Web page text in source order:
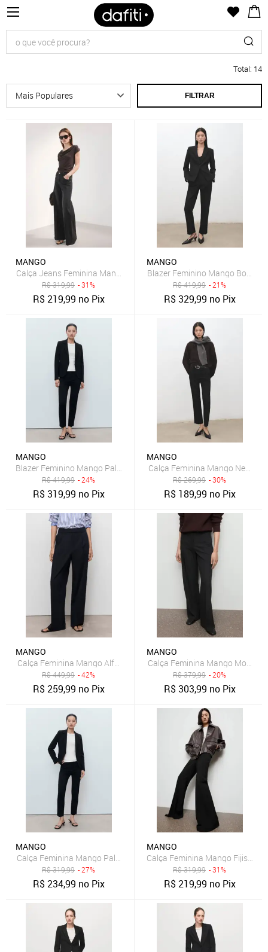
Total: 14
FILTRAR
MANGO
Calça Jeans Feminina Mango Wide Leg Elise Preta
R$319,99 - 31%
R$219,99 no Pix
MANGO
Blazer Feminino Mango Boreal
R$419,99 - 21%
R$329,99 no Pix
MANGO
Blazer Feminino Mango Paloma Preto
R$419,99 - 24%
R$319,99 no Pix
MANGO
Calça Feminina Mango
R$269,99 - 30%
R$ 189,99 no Pix
MANGO
Calça Feminina Mango Alfaiataria Reta Preta
R$449,99 - 42%
R$259,99 no Pix
MANGO
Calça Feminina Mango
R$379,99 - 20%
R$303,99 no Pix
MANGO
Calça Feminina Mango Paloma Preta
R$319,99 - 27%
R$234,99 no Pix
MANGO
Calça Feminina Mango Fijis
R$319,99 - 31%
R$219,99 no Pix